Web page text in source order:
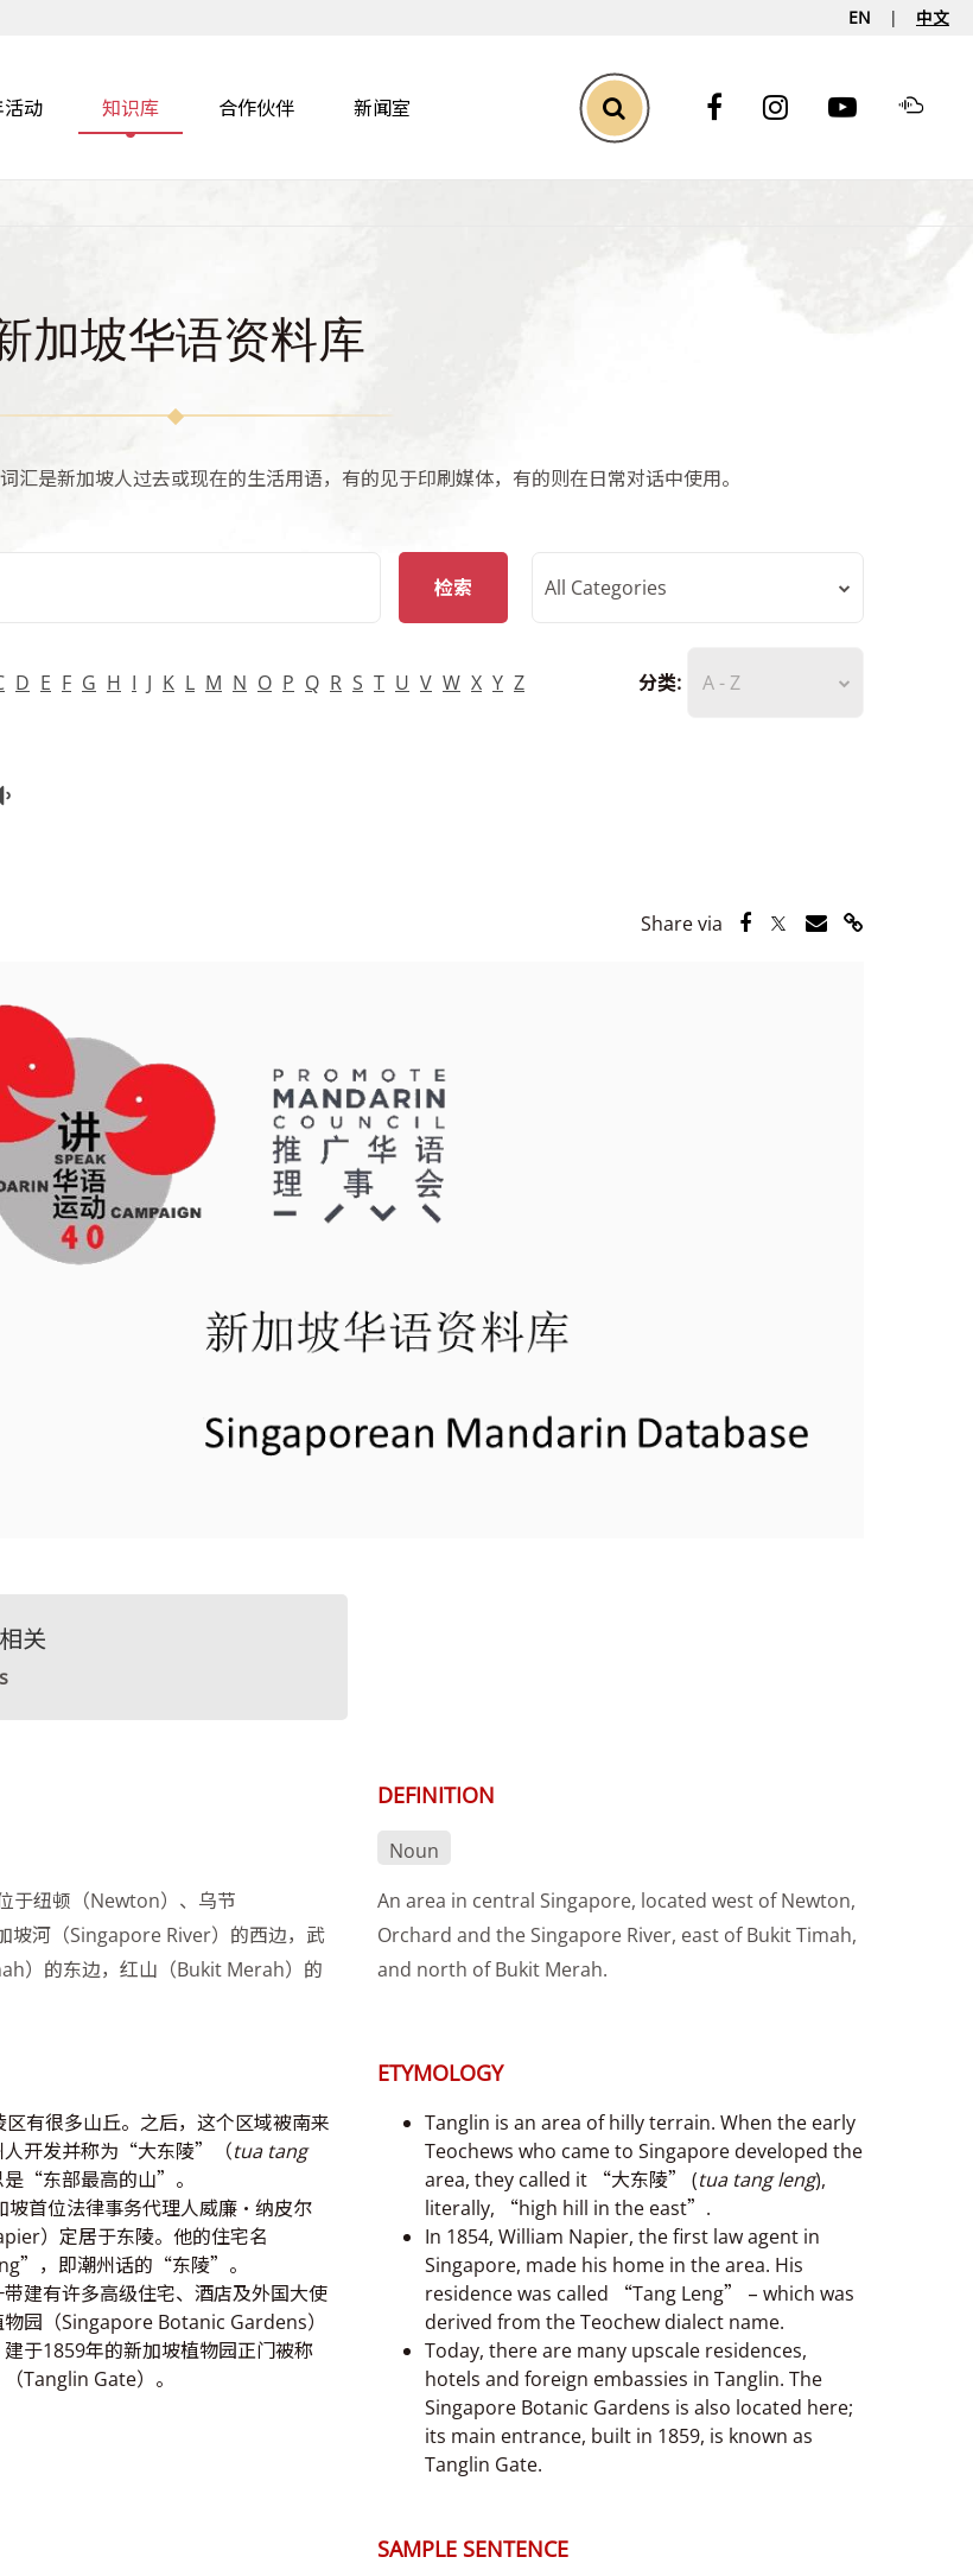
EN 中文
动 知识库 合作伙伴 新闻室 Toggle Search
加坡华语资料库
是新加坡人过去或现在的生活用语，有的见于印刷媒体，有的则在日常对话中使用。
检索
All Categories
D E F G H I J K L M N O P Q R S T U V W X Y Z 分类: A - Z
Share via Share via Facebook
Share via Twitter
Share via Email
Share via
关
于纽顿（Newton）、乌节
坡河（Singapore River）的西边，武
）的东边，红山（Bukit Merah）的
DEFINITION
Noun
An area in central Singapore, located west of Newton,
Orchard and the Singapore River, east of Bukit Timah,
and north of Bukit Merah.
区有很多山丘。之后，这个区域被南来
人开发并称为“大东陵”（tua tang
是“东部最高的山”。
坡首位法律事务代理人威廉•纳皮尔
）定居于东陵。他的住宅名
，即潮州话的“东陵”。
建有许多高级住宅、酒店及外国大使
园（Singapore Botanic Gardens）
于1859年的新加坡植物园正门被称
Tanglin Gate）。
ETYMOLOGY
Tanglin is an area of hilly terrain. When the early
Teochews who came to Singapore developed the
area, they called it “大东陵” (tua tang leng),
literally, “high hill in the east”.
In 1854, William Napier, the first law agent in
Singapore, made his home in the area. His
residence was called “Tang Leng” – which was
derived from the Teochew dialect name.
Today, there are many upscale residences,
hotels and foreign embassies in Tanglin. The
Singapore Botanic Gardens is also located here;
its main entrance, built in 1859, is known as
Tanglin Gate.
SAMPLE SENTENCE